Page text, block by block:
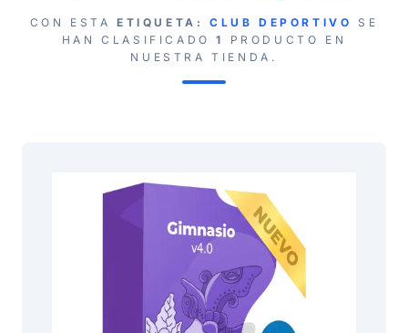
CON ESTAETIQUETA: CLUB DEPORTIVO
SE
HAN CLASIFICADO1
PRODUCTO EN
NUESTRA TIENDA.